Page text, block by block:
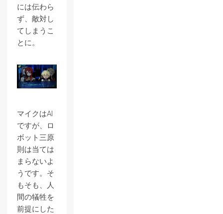
には伝わら
ず、敵対し
てしまうこ
とに。
マイクはAI
ですが、ロ
ボット三原
則は当ては
まらないよ
うです。そ
もそも、人
間の犠牲を
前提にした